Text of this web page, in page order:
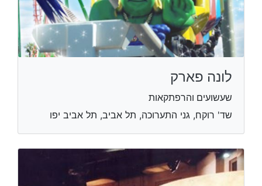
לונה פארק
שעשועים והרפתקאות
שד' רוקח, גני התערוכה, תל אביב, תל אביב יפו